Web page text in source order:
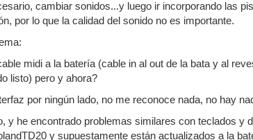
cambiar sonidos...y luego ir incorporando las
por lo que la calidad del sonido no es importante.
midi a la batería (cable in al out de la bata y al
listo) pero y ahora?
por ningún lado, no me reconoce nada, no hay
y he encontrado problemas similares con teclados
y supuestamente están actualizados a la